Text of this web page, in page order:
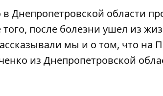
Днепропетровской области
после болезни ушел из
мы и о том, что на
из Днепропетровской